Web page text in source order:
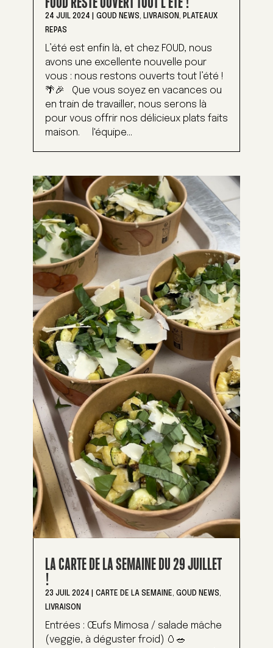
24 JUIL 2024 GOUD NEWS, LIVRAISON, PLATEAUX
REPAS
L’été est enfin là, et chez FOUD, nous
avons une excellente nouvelle pour
vous : nous restons ouverts tout l’été !
🌴🎉 Que vous soyez en vacances ou
en train de travailler, nous serons là
pour vous offrir nos délicieux plats faits
maison. l'équipe...
LA CARTE DE LA SEMAINE DU 29 JUILLET
!
23 JUIL 2024 CARTE DE LA SEMAINE, GOUD NEWS,
LIVRAISON
Entrées : Œufs Mimosa / salade mâche
(veggie, à déguster froid) 🥚🥗